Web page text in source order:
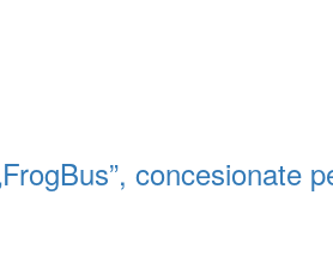
concesionate